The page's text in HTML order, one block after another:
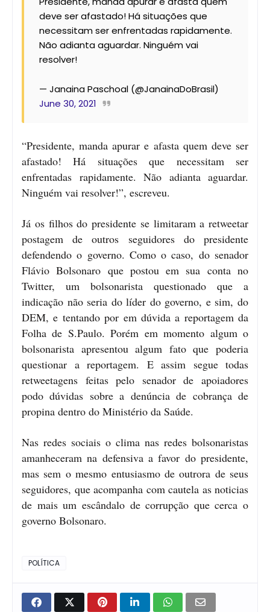
deve ser afastado! Há situações que
necessitam ser enfrentadas rapidamente.
Não adianta aguardar. Ninguém vai
resolver!
— Janaina Paschoal (@JanainaDoBrasil)
June 30, 2021
“Presidente, manda apurar e afasta quem deve ser
afastado! Há situações que necessitam ser
enfrentadas rapidamente. Não adianta aguardar.
Ninguém vai resolver!”, escreveu.
Já os filhos do presidente se limitaram a retweetar
postagem de outros seguidores do presidente
defendendo o governo. Como o caso, do senador
Flávio Bolsonaro que postou em sua conta no
Twitter, um bolsonarista questionado que a
indicação não seria do líder do governo, e sim, do
DEM, e tentando por em dúvida a reportagem da
Folha de S.Paulo. Porém em momento algum o
bolsonarista apresentou algum fato que poderia
questionar a reportagem. E assim segue todas
retweetagens feitas pelo senador de apoiadores
podo dúvidas sobre a denúncia de cobrança de
propina dentro do Ministério da Saúde.
Nas redes sociais o clima nas redes bolsonaristas
amanheceram na defensiva a favor do presidente,
mas sem o mesmo entusiasmo de outrora de seus
seguidores, que acompanha com cautela as noticias
de mais um escândalo de corrupção que cerca o
governo Bolsonaro.
POLÍTICA